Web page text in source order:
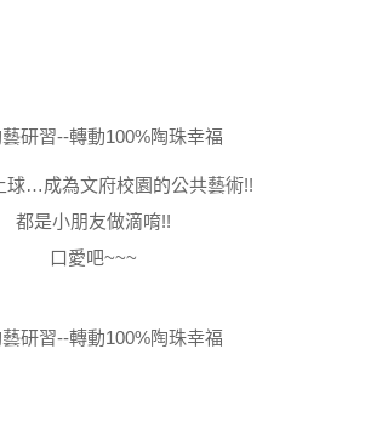
球…成為文府校園的公共藝術!!
都是小朋友做滴唷!!
口愛吧~~~